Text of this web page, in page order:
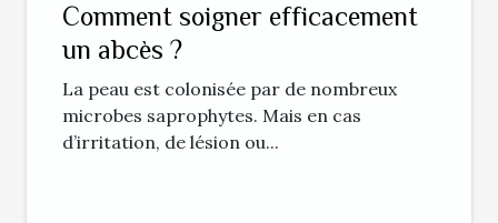
Comment soigner efficacement
un abcès ?
La peau est colonisée par de nombreux
microbes saprophytes. Mais en cas
d’irritation, de lésion ou...